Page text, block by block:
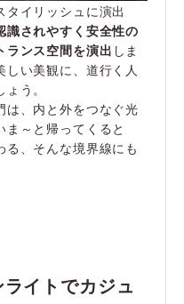
イリッシュに演出
識されやすく安全性の
ランス空間を演出 しま
い美観に、道行く人
う。
は、内と外をつなぐ光
～と帰ってくると
る、そんな境界線にも
イトでカジュ